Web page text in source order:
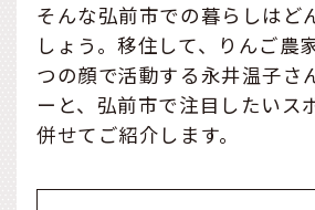
そんな弘前市での暮らしはど
しょう。移住して、りんご農
つの顔で活動する永井温子さ
ーと、弘前市で注目したいス
併せてご紹介します。